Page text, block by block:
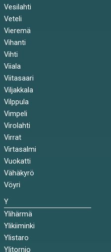
Vesilahti
Veteli
Vieremä
Vihanti
Vihti
Viiala
Viitasaari
Viljakkala
Vilppula
Vimpeli
Virolahti
Virrat
Virtasalmi
Vuokatti
Vähäkyrö
Vöyri
Y
Ylihärmä
Ylikiiminki
Ylistaro
Ylitornio